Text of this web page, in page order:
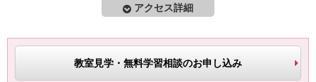
アクセス詳細
教室見学・無料学習相談のお申し込み